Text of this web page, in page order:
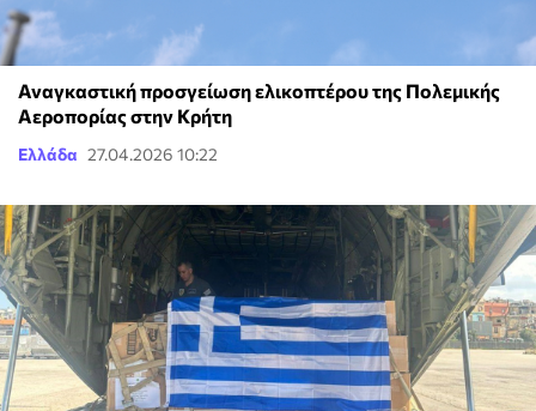
Αναγκαστική προσγείωση ελικοπτέρου της Πολεμικής
Αεροπορίας στην Κρήτη
Ελλάδα 27.04.2026 10:22